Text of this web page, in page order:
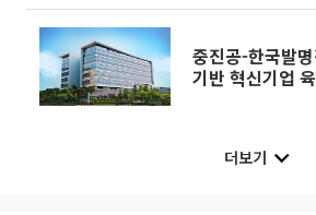
중진공-한국발
기반 혁신기업
더보기